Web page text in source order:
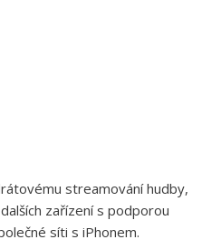
streamování hudby,
zařízení s podporou
síti s iPhonem.